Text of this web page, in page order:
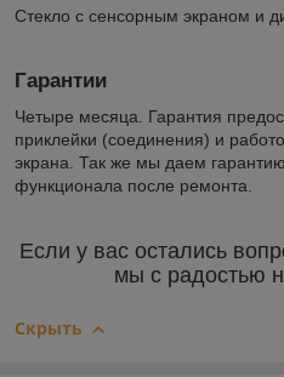
Стекло с сенсорным экраном и
Гарантии
Четыре месяца. Гарантия
приклейки (соединения) и
экрана. Так же мы даем
функционала после ремонта.
Если у вас остались
мы с радостью
Скрыть